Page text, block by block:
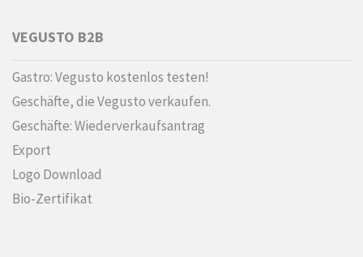
VEGUSTO B2B
Gastro: Vegusto kostenlos testen!
Geschäfte, die Vegusto verkaufen.
Geschäfte: Wiederverkaufsantrag
Export
Logo Download
Bio-Zertifikat